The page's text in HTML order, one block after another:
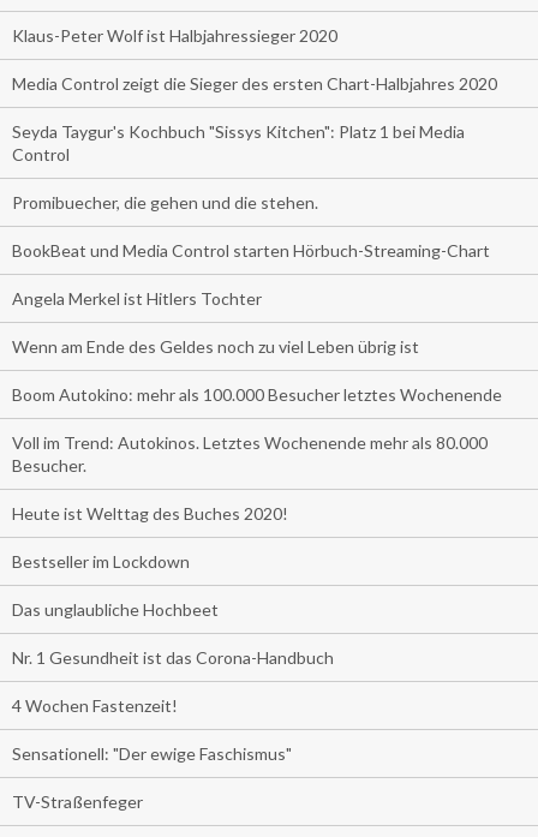
Klaus-Peter Wolf ist Halbjahressieger 2020
Media Control zeigt die Sieger des ersten Chart-Halbjahres 2020
Seyda Taygur's Kochbuch "Sissys Kitchen": Platz 1 bei Media
Control
Promibuecher, die gehen und die stehen.
BookBeat und Media Control starten Hörbuch-Streaming-Chart
Angela Merkel ist Hitlers Tochter
Wenn am Ende des Geldes noch zu viel Leben übrig ist
Boom Autokino: mehr als 100.000 Besucher letztes Wochenende
Voll im Trend: Autokinos. Letztes Wochenende mehr als 80.000
Besucher.
Heute ist Welttag des Buches 2020!
Bestseller im Lockdown
Das unglaubliche Hochbeet
Nr. 1 Gesundheit ist das Corona-Handbuch
4 Wochen Fastenzeit!
Sensationell: "Der ewige Faschismus"
TV-Straßenfeger